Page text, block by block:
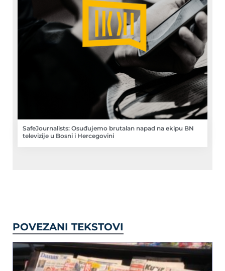
SafeJournalists: Osuđujemo brutalan napad na ekipu BN
televizije u Bosni i Hercegovini
POVEZANI TEKSTOVI